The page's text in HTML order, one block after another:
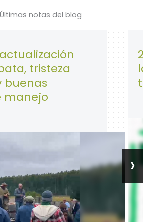
Últimas notas del blog
28 de
la
trabajo.
abril 28, 2026
›